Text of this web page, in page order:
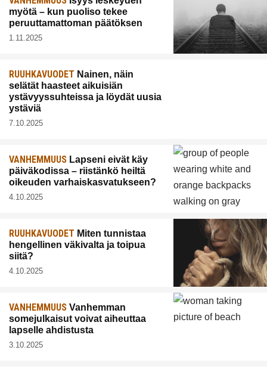
myötä – kun puoliso tekee
peruuttamattoman päätöksen
1.11.2025
RUUHKAVUODET Nainen, näin
selätät haasteet aikuisiän
ystävyyssuhteissa ja löydät uusia
ystäviä
7.10.2025
VANHEMMUUS Lapseni eivät käy
päiväkodissa – riistänkö heiltä
oikeuden varhaiskasvatukseen?
4.10.2025
RUUHKAVUODET Miten tunnistaa
hengellinen väkivalta ja toipua
siitä?
4.10.2025
VANHEMMUUS Vanhemman
somejulkaisut voivat aiheuttaa
lapselle ahdistusta
3.10.2025